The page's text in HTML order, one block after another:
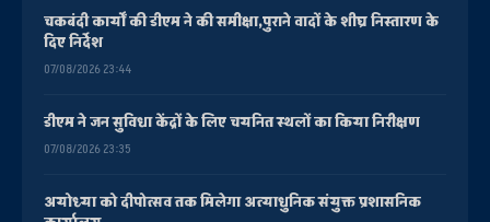
चकबंदी कार्यों की डीएम ने की समीक्षा,पुराने वादों के शीघ्र निस्तारण के
दिए निर्देश
07/08/2026 23:44
डीएम ने जन सुविधा केंद्रों के लिए चयनित स्थलों का किया निरीक्षण
07/08/2026 23:35
अयोध्या को दीपोत्सव तक मिलेगा अत्याधुनिक संयुक्त प्रशासनिक